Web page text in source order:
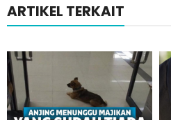
ARTIKEL TERKAIT